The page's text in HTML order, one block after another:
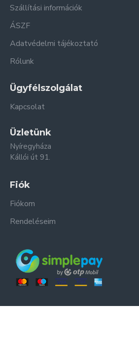
Szállítási információk
ÁSZF
Adatvédelmi tájékoztató
Rólunk
Ügyfélszolgálat
Kapcsolat
Üzletünk
Nyíregyháza
Kállói út 91.
Fiók
Fiókom
Rendeléseim